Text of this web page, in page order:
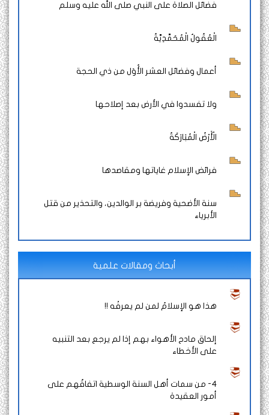
فضائل الصلاة على النبي صلى الله عليه وسلم
الْعُقُولُ الْمُحَمَّدِيَّةُ
أعمال وفضائل العشر الأُوَل من ذي الحجة
ولا تفسدوا في الأرض بعد إصلاحها
الْأَرْضُ الْمُبَارَكَةُ
فرائض الإسلام غاياتها ومقاصدها
سنة الأضحية وفريضة بر الوالدين، والتحذير من قتل
الأبرياء
أبحاث ومقالات علمية
هذا هو الإسلامُ لمن لم يعرفْه !!
إلحاق مادح الأهواء بهم إذا لم يرجع بعد التنبيه
على الأخطاء
4- من سمات أهل السنة الوسطية اتفاقُهم على
أمور العقيدة